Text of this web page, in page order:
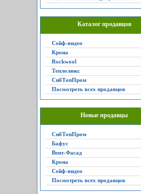
Каталог продавцов
Сейф-видео
Крона
Rockwool
Теплолюкс
СибТопПром
Посмотреть всех продавцов
Новые продавцы
СибТопПром
Бафус
Вент-Фасад
Крона
Сейф-видео
Посмотреть всех продавцов